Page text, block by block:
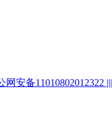
网安备11010802012322